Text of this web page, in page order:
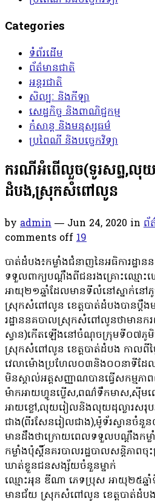
Categories
ទំព័រដើម
ព័ត៌មានជាតិ
អន្តរជាតិ
សិល្បៈ និងកីឡា
សេដ្ឋកិច្ច និងពាណិជ្ជកម្ម
កំសាន្ត និងមនុស្សធម៌
ប្រពៃណី និងបច្ចេកវិទ្យា
ករណីអំពើលួច(ទូរសព្ទ,លុយ,
ដំបង,ស្រុកសំពៅលូន
by admin — Jun 24, 2020 in ព័
comments off 19
បាត់ដំបង៖កម្លាំងជំនាញនៃអធិការដ្ឋ
ទទួលពាក្យបណ្ដឹងពីជនរងគ្រោះឈ្មោះ
អាយុ២១ឆ្នាំដែលមានទីលំនៅស្នាក់នៅ
ស្រុកសំពៅលូន ខេត្តបាត់ដំបងបានប្ដឹង
រដ្ឋាននគបាលស្រុកសំពៅលូនថាមាន
ស្វាន)កើតឡើងនៅចំណុចក្រុមទី០៧ភូមិ
ស្រុកសំពៅលូន ខេត្តបាត់ដំបង កាលពីថ្
វេលាម៉ោងប្រហែល០៣និង០០នាទីដ
មិនស្គាល់អត្តសញ្ញាណបានធ្វើសកម្ម
ម៉ាកអាយហ្វូនប្លើស,ពណ៌ទឹកមាស,ស៊ីមល
អាយខ្លៅ,លុយរៀលនិងលុយដុល្លារស
ជាង(ពីរសែនរៀលជាង),ម៉ូទ័រស្វានចំនួ
មានដឹងថាក្រោយពេលទទួលបណ្ដឹងកម្
កម្លាំងប៉ុស្តិ៍នគរបាលរដ្ឋបាលសន្តិភាពចុះ
ឃាត់ខ្លួនជនសង្ស័យចំនួនម្នាក់
ឈ្មោះអុន ឌីណា ភេទប្រុស អាយុ២៥ឆ្
មានជ័យ ស្រុកសំពៅលូន ខេត្តបាត់ដំប